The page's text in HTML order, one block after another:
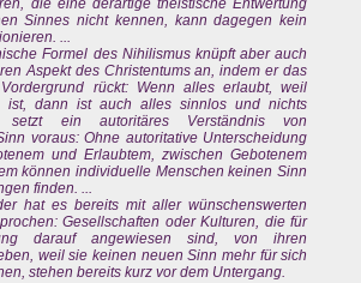
die eine derartige theistische Entwertung
Sinnes nicht kennen, kann dagegen kein
...
Formel des Nihilismus knüpft aber auch
Aspekt des Christentums an, indem er das
rückt: Wenn alles erlaubt, weil
ist, dann ist auch alles sinnlos und nichts
setzt ein autoritäres Verständnis von
voraus: Ohne autoritative Unterscheidung
und Erlaubtem, zwischen Gebotenem
können individuelle Menschen keinen Sinn
finden. ...
hat es bereits mit aller wünschenswerten
Gesellschaften oder Kulturen, die für
darauf angewiesen sind, von ihren
weil sie keinen neuen Sinn mehr für sich
stehen bereits kurz vor dem Untergang.